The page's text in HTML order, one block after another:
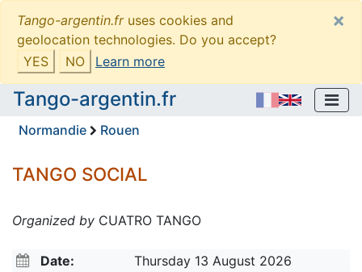
Tango-argentin.fruses cookies and
geolocation technologies. Do you accept?
YES
NO Learn more
×
Tango-argentin.fr
Normandie Rouen
TANGO SOCIAL
Organized by CUATRO TANGO
Date:
Thursday 13 August 2026